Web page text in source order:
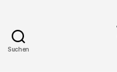
Suchen